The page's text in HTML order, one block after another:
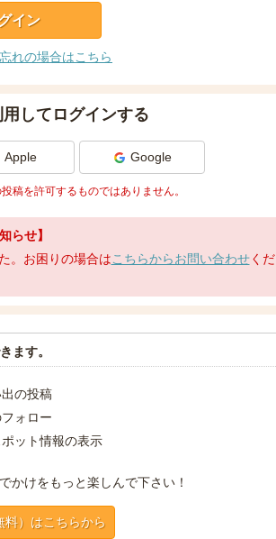
れの場合はこちら
してログインする
Apple Google
稿を許可するものではありません。
らせ】
。お困りの場合はこちらからお問い合わせくだ
ます。
の投稿
ォロー
ット情報の表示
かけをもっと楽しんで下さい！
料）はこちらから